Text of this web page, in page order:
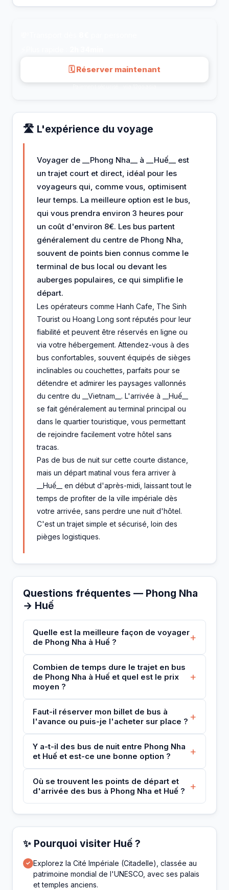
🗓 Réserver maintenant
🛣️ L'expérience du voyage
Voyager de __Phong Nha__ à __Huế__ est
un trajet court et direct, idéal pour les
voyageurs qui, comme vous, optimisent
leur temps. La meilleure option est le bus,
qui vous prendra environ 3 heures pour
un coût d'environ 8€. Les bus partent
généralement du centre de Phong Nha,
souvent de points bien connus comme le
terminal de bus local ou devant les
auberges populaires, ce qui simplifie le
départ.
Les opérateurs comme Hanh Cafe, The Sinh
Tourist ou Hoang Long sont réputés pour leur
fiabilité et peuvent être réservés en ligne ou
via votre hébergement. Attendez-vous à des
bus confortables, souvent équipés de sièges
inclinables ou couchettes, parfaits pour se
détendre et admirer les paysages vallonnés
du centre du __Vietnam__. L'arrivée à __Huế__
se fait généralement au terminal principal ou
dans le quartier touristique, vous permettant
de rejoindre facilement votre hôtel sans
tracas.
Pas de bus de nuit sur cette courte distance,
mais un départ matinal vous fera arriver à
__Huế__ en début d'après-midi, laissant tout le
temps de profiter de la ville impériale dès
votre arrivée, sans perdre une nuit d'hôtel.
C'est un trajet simple et sécurisé, loin des
pièges logistiques.
Questions fréquentes — Phong Nha
→ Huế
Quelle est la meilleure façon de voyager
de Phong Nha à Huế ?
+
Combien de temps dure le trajet en bus
de Phong Nha à Huế et quel est le prix
moyen ?
+
Faut-il réserver mon billet de bus à
l'avance ou puis-je l'acheter sur place ? +
Y a-t-il des bus de nuit entre Phong Nha
et Huế et est-ce une bonne option ?
+
Où se trouvent les points de départ et
d'arrivée des bus à Phong Nha et Huế ?
+
✨ Pourquoi visiter Huế ?
✓ Explorez la Cité Impériale (Citadelle), classée au
patrimoine mondial de l'UNESCO, avec ses palais
et temples anciens.